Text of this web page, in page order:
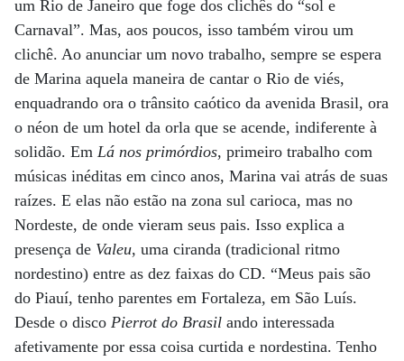
um Rio de Janeiro que foge dos clichês do “sol e
Carnaval”. Mas, aos poucos, isso também virou um
clichê. Ao anunciar um novo trabalho, sempre se espera
de Marina aquela maneira de cantar o Rio de viés,
enquadrando ora o trânsito caótico da avenida Brasil, ora
o néon de um hotel da orla que se acende, indiferente à
solidão. Em Lá nos primórdios, primeiro trabalho com
músicas inéditas em cinco anos, Marina vai atrás de suas
raízes. E elas não estão na zona sul carioca, mas no
Nordeste, de onde vieram seus pais. Isso explica a
presença de Valeu, uma ciranda (tradicional ritmo
nordestino) entre as dez faixas do CD. “Meus pais são
do Piauí, tenho parentes em Fortaleza, em São Luís.
Desde o disco Pierrot do Brasil ando interessada
afetivamente por essa coisa curtida e nordestina. Tenho